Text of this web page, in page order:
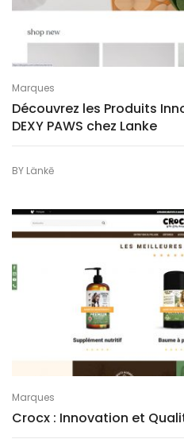
Marques
Découvrez les Produits
DEXY PAWS chez Lanke
BY Länkē
Marques
Crocx : Innovation et